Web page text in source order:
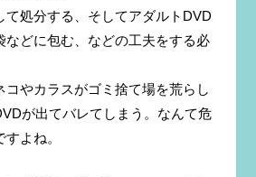
て処分する、そしてアダルトDVD
などに包む、などの工夫をする必
コやカラスがゴミ捨て場を荒らし
が出てバレてしまう。なんて危
よね。